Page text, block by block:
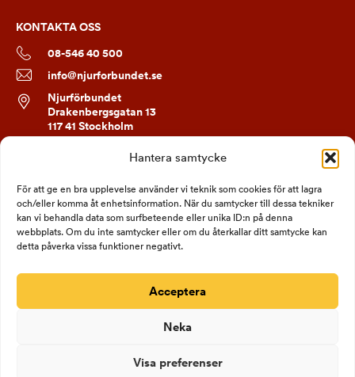
Hantera samtycke
För att ge en bra upplevelse använder vi teknik som cookies för att lagra
och/eller komma åt enhetsinformation. När du samtycker till dessa tekniker
kan vi behandla data som surfbeteende eller unika ID:n på denna
webbplats. Om du inte samtycker eller om du återkallar ditt samtycke kan
detta påverka vissa funktioner negativt.
Acceptera
Neka
Visa preferenser
KONTAKTA OSS
08-546 40 500
info@njurforbundet.se
Njurförbundet
Drakenbergsgatan 13
117 41 Stockholm
Org nr: 802006-1332